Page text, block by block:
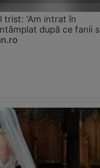
trist: 'Am intrat în
după ce fanii